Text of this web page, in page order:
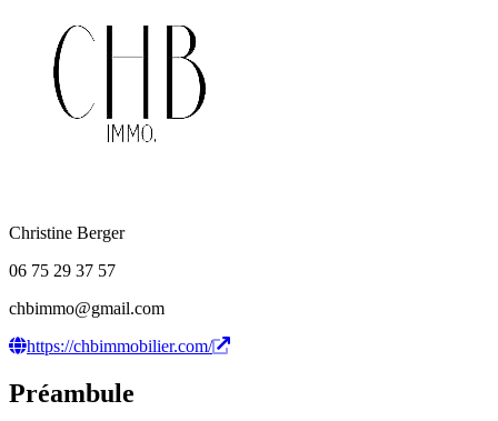
Christine Berger
06 75 29 37 57
chbimmo@gmail.com
https://chbimmobilier.com/
Préambule